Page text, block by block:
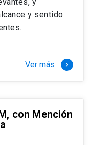
créditos)
(20
y sentido
Ver más keyboard_arrow_right
con Mención